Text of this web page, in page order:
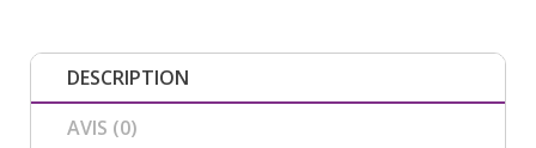
DESCRIPTION
AVIS (0)